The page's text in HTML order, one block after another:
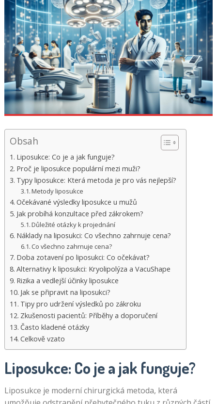
Obsah
Liposukce: Co je a jak funguje?
Proč je liposukce populární mezi muži?
Typy liposukce: Která metoda je pro vás nejlepší?
Metody liposukce
Očekávané výsledky liposukce u mužů
Jak probíhá konzultace před zákrokem?
Důležité otázky k projednání
Náklady na liposukci: Co všechno zahrnuje cena?
Co všechno zahrnuje cena?
Doba zotavení po liposukci: Co očekávat?
Alternativy k liposukci: Kryolipolýza a VacuShape
Rizika a vedlejší účinky liposukce
Jak se připravit na liposukci?
Tipy pro udržení výsledků po zákroku
Zkušenosti pacientů: Příběhy a doporučení
Často kladené otázky
Celkově vzato
Liposukce: Co je a jak funguje?
Liposukce je moderní chirurgická metoda, která